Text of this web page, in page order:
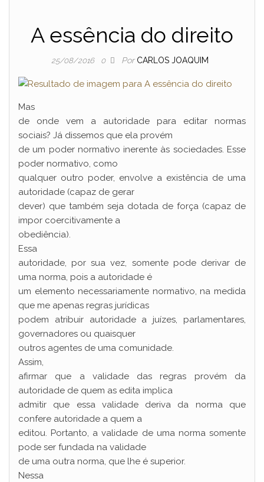
A essência do direito
25/08/2016 0 Por CARLOS JOAQUIM
Mas
de onde vem a autoridade para editar normas
sociais? Já dissemos que ela provém
de um poder normativo inerente às sociedades. Esse
poder normativo, como
qualquer outro poder, envolve a existência de uma
autoridade (capaz de gerar
dever) que também seja dotada de força (capaz de
impor coercitivamente a
obediência).
Essa
autoridade, por sua vez, somente pode derivar de
uma norma, pois a autoridade é
um elemento necessariamente normativo, na medida
que me apenas regras jurídicas
podem atribuir autoridade a juízes, parlamentares,
governadores ou quaisquer
outros agentes de uma comunidade.
Assim,
afirmar que a validade das regras provém da
autoridade de quem as edita implica
admitir que essa validade deriva da norma que
confere autoridade a quem a
editou. Portanto, a validade de uma norma somente
pode ser fundada na validade
de uma outra norma, que lhe é superior.
Nessa